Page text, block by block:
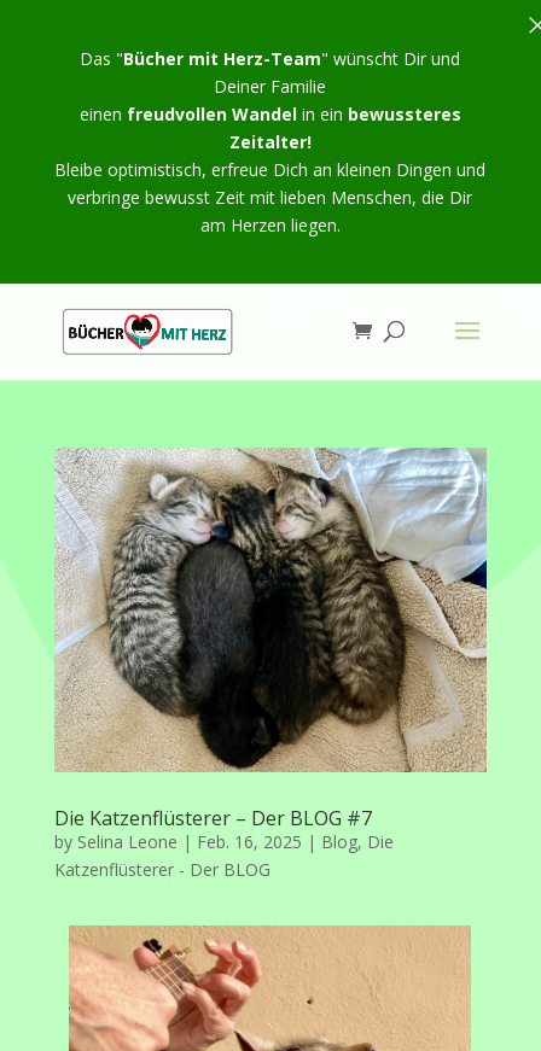
Die Katzenflüsterer – Der BLOG #7
by Selina Leone | Feb. 16, 2025 | Blog, Die
Katzenflüsterer - Der BLOG
Das "Bücher mit Herz-Team" wünscht Dir und
Deiner Familie
einen freudvollen Wandelin ein bewussteres
Zeitalter!
Bleibe optimistisch, erfreue Dich an kleinen Dingen und
verbringe bewusst Zeit mit lieben Menschen, die Dir
am Herzen liegen.